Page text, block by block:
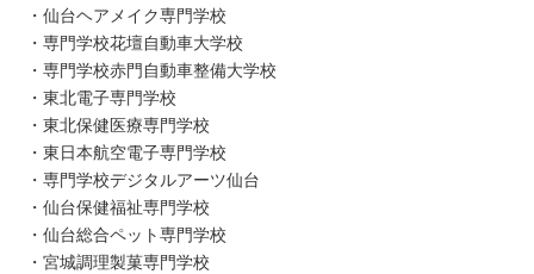
・仙台ヘアメイク専門学校
・専門学校花壇自動車大学校
・専門学校赤門自動車整備大学校
・東北電子専門学校
・東北保健医療専門学校
・東日本航空電子専門学校
・専門学校デジタルアーツ仙台
・仙台保健福祉専門学校
・仙台総合ペット専門学校
・宮城調理製菓専門学校